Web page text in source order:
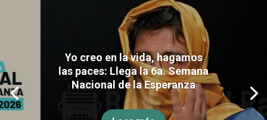
Yo creo en la vida, hagamos
las paces: Llega la 6a. Semana
Nacional de la Esperanza